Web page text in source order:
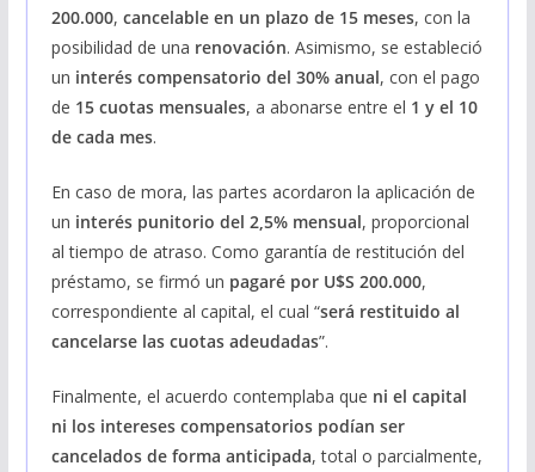
200.000, cancelable en un plazo de 15 meses, con la
posibilidad de una renovación. Asimismo, se estableció
un interés compensatorio del 30% anual, con el pago
de 15 cuotas mensuales, a abonarse entre el 1 y el 10
de cada mes.
En caso de mora, las partes acordaron la aplicación de
un interés punitorio del 2,5% mensual, proporcional
al tiempo de atraso. Como garantía de restitución del
préstamo, se firmó un pagaré por U$S 200.000,
correspondiente al capital, el cual “será restituido al
cancelarse las cuotas adeudadas”.
Finalmente, el acuerdo contemplaba que ni el capital
ni los intereses compensatorios podían ser
cancelados de forma anticipada, total o parcialmente,